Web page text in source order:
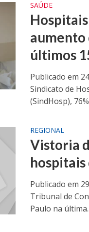
SAÚDE
aumento
últimos
Publicado em
Sindicato de
(SindHosp),
REGIONAL
Vistoria
hospitais
Publicado em
Tribunal de
Paulo na